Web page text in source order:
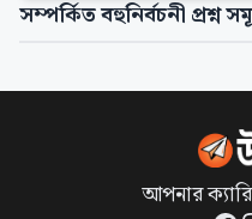
সম্পর্কিত বহুনির্বচনী প্রশ্ন
আপনার